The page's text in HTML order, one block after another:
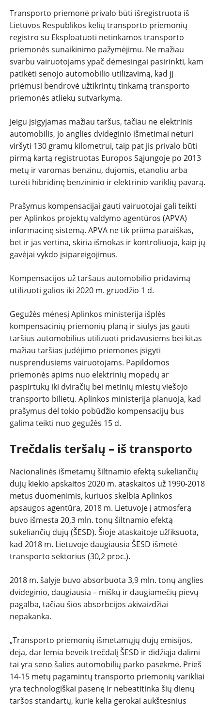
Transporto priemonė privalo būti išregistruota iš
Lietuvos Respublikos kelių transporto priemonių
registro su Eksploatuoti netinkamos transporto
priemonės sunaikinimo pažymėjimu. Ne mažiau
svarbu vairuotojams ypač dėmesingai pasirinkti, kam
patikėti senojo automobilio utilizavimą, kad jį
priėmusi bendrovė užtikrintų tinkamą transporto
priemonės atliekų sutvarkymą.
Jeigu įsigyjamas mažiau taršus, tačiau ne elektrinis
automobilis, jo anglies dvideginio išmetimai neturi
viršyti 130 gramų kilometrui, taip pat jis privalo būti
pirmą kartą registruotas Europos Sąjungoje po 2013
metų ir varomas benzinu, dujomis, etanoliu arba
turėti hibridinę benzininio ir elektrinio variklių pavarą.
Prašymus kompensacijai gauti vairuotojai gali teikti
per Aplinkos projektų valdymo agentūros (APVA)
informacinę sistemą. APVA ne tik priima paraiškas,
bet ir jas vertina, skiria išmokas ir kontroliuoja, kaip jų
gavėjai vykdo įsipareigojimus.
Kompensacijos už taršaus automobilio pridavimą
utilizuoti galios iki 2020 m. gruodžio 1 d.
Gegužės mėnesį Aplinkos ministerija išplės
kompensacinių priemonių planą ir siūlys jas gauti
taršius automobilius utilizuoti pridavusiems bei kitas
mažiau taršias judėjimo priemones įsigyti
nusprendusiems vairuotojams. Papildomos
priemonės apims nuo elektrinių mopedų ar
paspirtukų iki dviračių bei metinių miestų viešojo
transporto bilietų. Aplinkos ministerija planuoja, kad
prašymus dėl tokio pobūdžio kompensacijų bus
galima teikti nuo gegužės 15 d.
Trečdalis teršalų – iš transporto
Nacionalinės išmetamų šiltnamio efektą sukeliančių
dujų kiekio apskaitos 2020 m. ataskaitos už 1990-2018
metus duomenimis, kuriuos skelbia Aplinkos
apsaugos agentūra, 2018 m. Lietuvoje į atmosferą
buvo išmesta 20,3 mln. tonų šiltnamio efektą
sukeliančių dujų (ŠESD). Šioje ataskaitoje užfiksuota,
kad 2018 m. Lietuvoje daugiausia ŠESD išmetė
transporto sektorius (30,2 proc.).
2018 m. šalyje buvo absorbuota 3,9 mln. tonų anglies
dvideginio, daugiausia – miškų ir daugiamečių pievų
pagalba, tačiau šios absorbcijos akivaizdžiai
nepakanka.
„Transporto priemonių išmetamųjų dujų emisijos,
deja, dar lemia beveik trečdalį ŠESD ir didžiąja dalimi
tai yra seno šalies automobilių parko pasekmė. Prieš
14-15 metų pagamintų transporto priemonių varikliai
yra technologiškai pasenę ir nebeatitinka šių dienų
taršos standartų, kurie kelia gerokai aukštesnius